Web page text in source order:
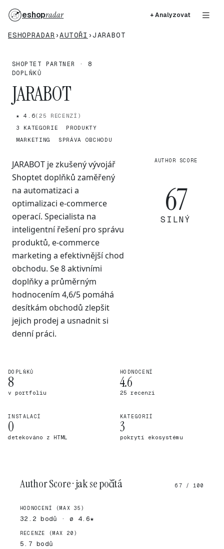
eshopradar + Analyzovat
ESHOPRADAR ›AUTOŘI › JARABOT
SHOPTET PARTNER · 8
DOPLŇKŮ
JARABOT
★ 4.6(25 RECENZÍ)
3 KATEGORIE
PRODUKTY
MARKETING
SPRÁVA OBCHODU
JARABOT je zkušený vývojář
Shoptet doplňků zaměřený
na automatizaci a
optimalizaci e-commerce
operací. Specialista na
inteligentní řešení pro správu
produktů, e-commerce
marketing a efektivnější chod
obchodu. Se 8 aktivními
doplňky a průměrným
hodnocením 4,6/5 pomáhá
desítkám obchodů zlepšit
jejich prodej a usnadnit si
denní práci.
AUTHOR SCORE
67
SILNÝ
DOPLŇKŮ
8
v portfoliu
HODNOCENÍ
4.6
25 recenzí
INSTALACÍ
0
detekováno z HTML
KATEGORIÍ
3
pokrytí ekosystému
Author Score · jak se počítá 67 / 100
HODNOCENÍ (MAX 35)
32.2 bodů · ø 4.6★
RECENZE (MAX 20)
5.7 bodů